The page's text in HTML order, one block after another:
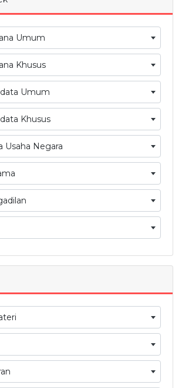
Umum
Khusus
Umum
Khusus
Usaha Negara